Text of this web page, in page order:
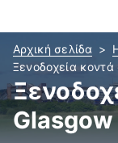
Αρχική σελίδα
Ξενοδοχεία